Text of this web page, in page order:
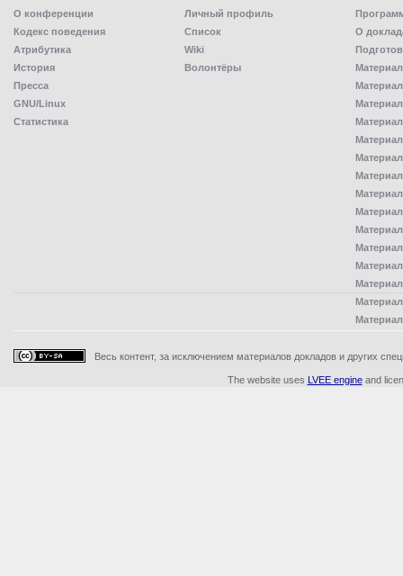
О конференции
Кодекс поведения
Атрибутика
История
Пресса
GNU/Linux
Статистика
Личный профиль
Список
Wiki
Волонтёры
О
Весь контент, за исключением материалов докладов и других
The website uses LVEE engineand